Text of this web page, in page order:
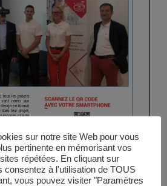
sur notre site Web pour vous
pertinente en mémorisant vos
répétées. En cliquant sur
consentez à l'utilisation de TOUS
vous pouvez visiter "Paramètres